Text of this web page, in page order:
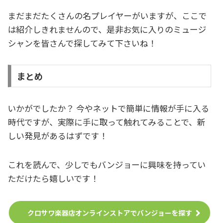
まだまだたくさんの名プレイヤーがいますが、ここで
は紹介しきれませんので、是非お気に入りのミュージ
シャンを皆さんで探してみて下さいね！
まとめ
いかがでしたか？ 今やネットで簡単に情報が手に入る
時代ですが、実際に手に取って触れてみることで、新
しい発見があるはずです！
これを読んで、少しでもバンジョーに興味を持ってい
ただけたら嬉しいです！
クロサワ楽器店オンラインストアでバンジョーを探す